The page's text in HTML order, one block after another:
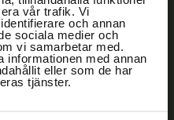
vår trafik. Vi
och annan
sociala medier och
vi samarbetar med.
informationen med annan
eller som de har
tjänster.